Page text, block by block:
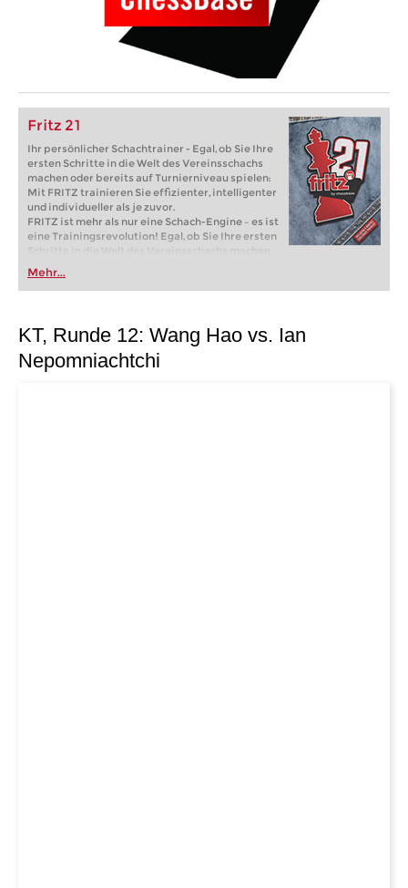
Fritz 21
Ihr persönlicher Schachtrainer - Egal, ob Sie Ihre
ersten Schritte in die Welt des Vereinsschachs
machen oder bereits auf Turnierniveau spielen:
Mit FRITZ trainieren Sie effizienter, intelligenter
und individueller als je zuvor.
FRITZ ist mehr als nur eine Schach-Engine – es ist
eine Trainingsrevolution! Egal, ob Sie Ihre ersten
Schritte in die Welt des Vereinsschachs machen
oder bereits auf Turnierniveau spielen: Mit
FRITZ trainieren Sie effizienter, intelligenter und
individueller als je zuvor.
Mehr...
KT, Runde 12: Wang Hao vs. Ian
Nepomniachtchi